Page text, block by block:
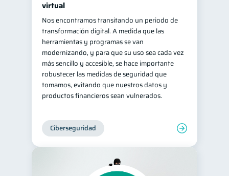
virtual
Nos encontramos transitando un periodo de
transformación digital. A medida que las
herramientas y programas se van
modernizando, y para que su uso sea cada vez
más sencillo y accesible, se hace importante
robustecer las medidas de seguridad que
tomamos, evitando que nuestros datos y
productos financieros sean vulnerados.
Ciberseguridad